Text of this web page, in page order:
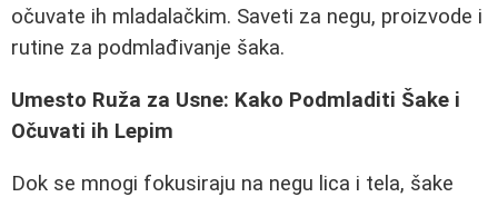
očuvate ih mladalačkim. Saveti za negu, proizvode i
rutine za podmlađivanje šaka.
Umesto Ruža za Usne: Kako Podmladiti Šake i
Očuvati ih Lepim
Dok se mnogi fokusiraju na negu lica i tela, šake